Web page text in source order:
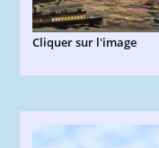
Cliquer sur l'image